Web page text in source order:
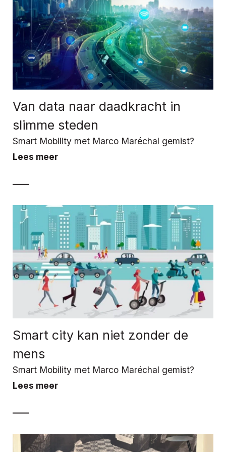
Van data naar daadkracht in
slimme steden
Smart Mobility met Marco Maréchal gemist?
Lees meer
Smart city kan niet zonder de
mens
Smart Mobility met Marco Maréchal gemist?
Lees meer